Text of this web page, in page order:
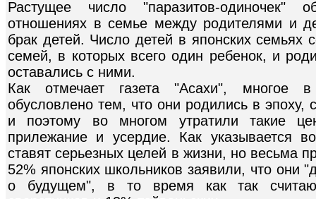
Растущее число "паразитов-одиночек"
отношениях в семье между родителями и
брак детей. Число детей в японских семьях
семей, в которых всего один ребенок, и
оставались с ними.
Как отмечает газета "Асахи", многое
обусловлено тем, что они родились в эпоху,
и поэтому во многом утратили такие
прилежание и усердие. Как указывается
ставят серьезных целей в жизни, но весьма
52% японских школьников заявили, что они
о будущем", в то время как так